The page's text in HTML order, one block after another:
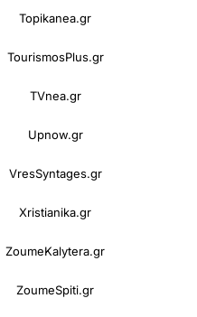
Topikanea.gr
TourismosPlus.gr
TVnea.gr
Upnow.gr
VresSyntages.gr
Xristianika.gr
ZoumeKalytera.gr
ZoumeSpiti.gr